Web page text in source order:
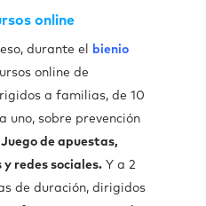
online
durante el
bienio
online de
a familias, de 10
uno, sobre prevención
de apuestas,
redes sociales. Y a 2
de duración, dirigidos